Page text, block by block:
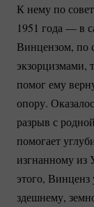
К нему по
1951 года — в
Винцензом, по
экзорцизмами,
помог ему
опору.
разрыв с
помогает
изгнанному из
этого, Винценз
здешнему,